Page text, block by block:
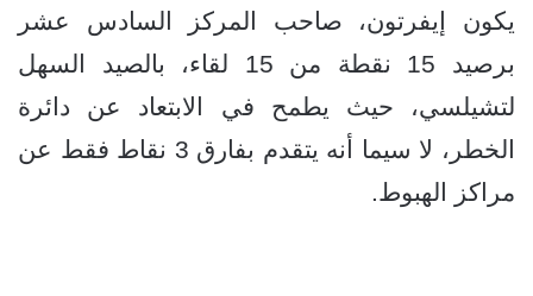
يكون إيفرتون، صاحب المركز السادس عشر
برصيد 15 نقطة من 15 لقاء، بالصيد السهل
لتشيلسي، حيث يطمح في الابتعاد عن دائرة
الخطر، لا سيما أنه يتقدم بفارق 3 نقاط فقط عن
مراكز الهبوط.